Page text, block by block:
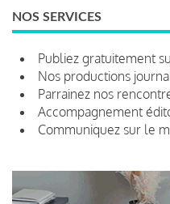
NOS SERVICES
Publiez gratuitement
Nos productions
Parrainez nos
Accompagnement
Communiquez sur le